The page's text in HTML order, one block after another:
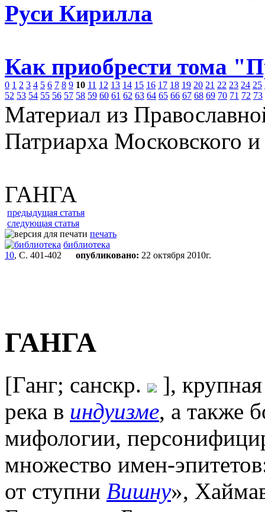
Руси Кирилла
Как приобрести тома
0 1 2 3 4 5 6 7 8 9 10 11 12 13 14 15 16 17 18 19 20 21 22 23 24 25
52 53 54 55 56 57 58 59 60 61 62 63 64 65 66 67 68 69 70 71 72 73
Материал из
Патриарха Московского
ГАНГА
предыдущая статья
следующая статья
печать
библиотека
10, С. 401-402 опубликовано: 22 октября 2010г.
ГАНГА
[Ганг; санскр.
],
река в индуизме, а также
мифологии,
множество имен-
от ступни Вишну»,